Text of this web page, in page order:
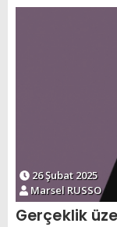
26 Şubat 2025
Marsel RUSSO
Gerçeklik